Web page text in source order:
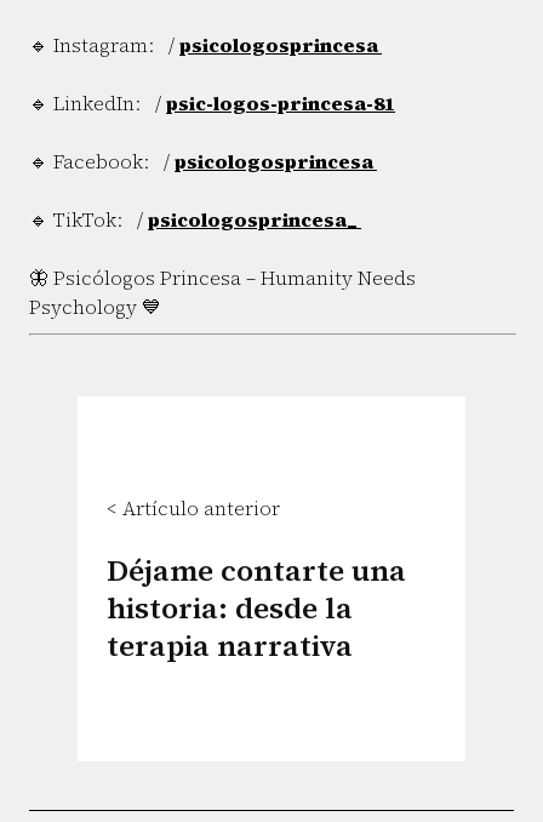
🔹 Instagram: /psicologosprincesa
🔹 LinkedIn: /psic-logos-princesa-81
🔹 Facebook: /psicologosprincesa
🔹 TikTok: /psicologosprincesa_
🦋 Psicólogos Princesa – Humanity Needs
Psychology 💙
< Artículo anterior
Déjame contarte una
historia: desde la
terapia narrativa